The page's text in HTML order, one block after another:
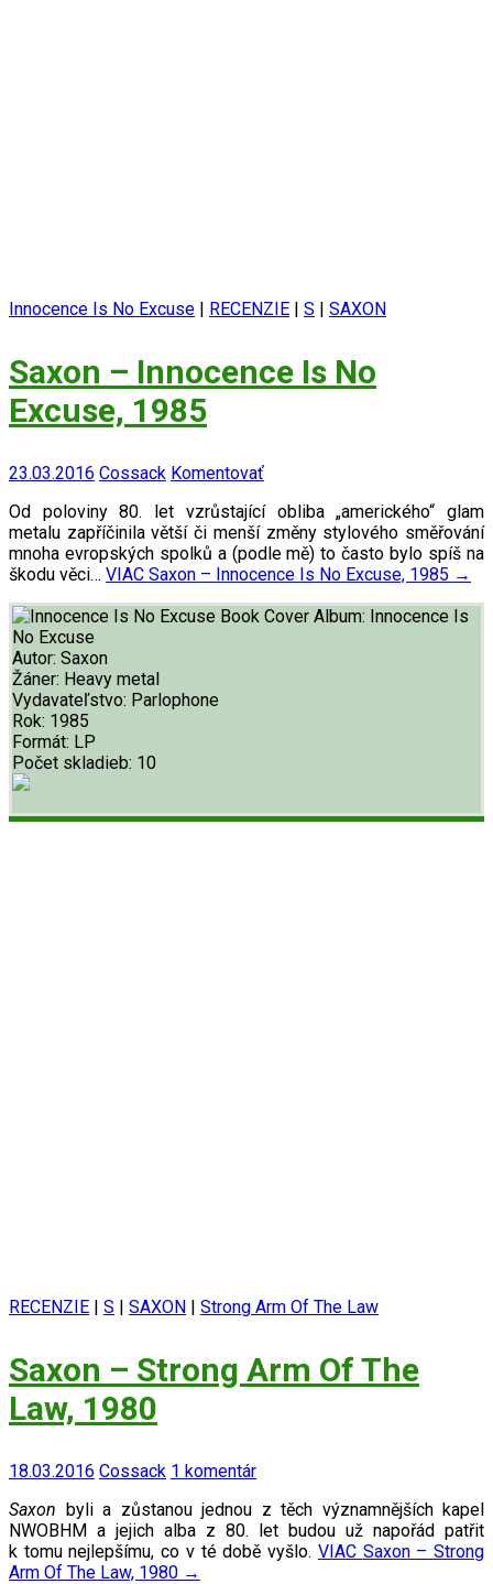
Innocence Is No Excuse | RECENZIE | S | SAXON
Saxon – Innocence Is No
Excuse, 1985
23.03.2016 Cossack Komentovať
Od poloviny 80. let vzrůstající obliba „amerického“ glam
metalu zapříčinila větší či menší změny stylového směřování
mnoha evropských spolků a (podle mě) to často bylo spíš na
škodu věci… VIAC Saxon – Innocence Is No Excuse, 1985 →
Album: Innocence Is
No Excuse
Autor: Saxon
Žáner: Heavy metal
Vydavateľstvo: Parlophone
Rok: 1985
Formát: LP
Počet skladieb: 10
RECENZIE | S | SAXON | Strong Arm Of The Law
Saxon – Strong Arm Of The
Law, 1980
18.03.2016 Cossack 1 komentár
Saxon byli a zůstanou jednou z těch významnějších kapel
NWOBHM a jejich alba z 80. let budou už napořád patřit
k tomu nejlepšímu, co v té době vyšlo. VIAC Saxon – Strong
Arm Of The Law, 1980 →